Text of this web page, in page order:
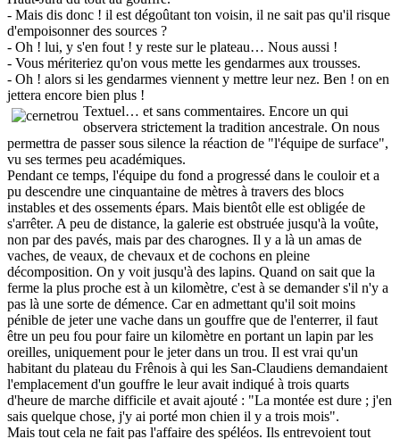
- Mais dis donc ! il est dégoûtant ton voisin, il ne sait pas qu'il risque
d'empoisonner des sources ?
- Oh ! lui, y s'en fout ! y reste sur le plateau… Nous aussi !
- Vous mériteriez qu'on vous mette les gendarmes aux trousses.
- Oh ! alors si les gendarmes viennent y mettre leur nez. Ben ! on en
jettera encore bien plus !
Textuel… et sans commentaires. Encore un qui
observera strictement la tradition ancestrale. On nous
permettra de passer sous silence la réaction de "l'équipe de surface",
vu ses termes peu académiques.
Pendant ce temps, l'équipe du fond a progressé dans le couloir et a
pu descendre une cinquantaine de mètres à travers des blocs
instables et des ossements épars. Mais bientôt elle est obligée de
s'arrêter. A peu de distance, la galerie est obstruée jusqu'à la voûte,
non par des pavés, mais par des charognes. Il y a là un amas de
vaches, de veaux, de chevaux et de cochons en pleine
décomposition. On y voit jusqu'à des lapins. Quand on sait que la
ferme la plus proche est à un kilomètre, c'est à se demander s'il n'y a
pas là une sorte de démence. Car en admettant qu'il soit moins
pénible de jeter une vache dans un gouffre que de l'enterrer, il faut
être un peu fou pour faire un kilomètre en portant un lapin par les
oreilles, uniquement pour le jeter dans un trou. Il est vrai qu'un
habitant du plateau du Frênois à qui les San-Claudiens demandaient
l'emplacement d'un gouffre le leur avait indiqué à trois quarts
d'heure de marche difficile et avait ajouté : "La montée est dure ; j'en
sais quelque chose, j'y ai porté mon chien il y a trois mois".
Mais tout cela ne fait pas l'affaire des spéléos. Ils entrevoient tout